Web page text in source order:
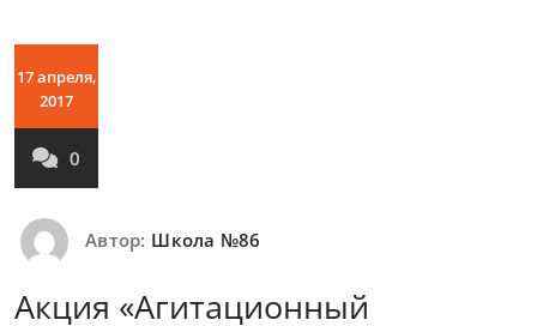
17 апреля,
2017
0
Автор: Школа №86
Акция «Агитационный